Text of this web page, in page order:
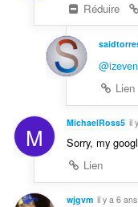
Réduire
@izeven
Lien
M MichaelRoss5 il
Sorry, my
Lien
wjgvm il y a 6 ans